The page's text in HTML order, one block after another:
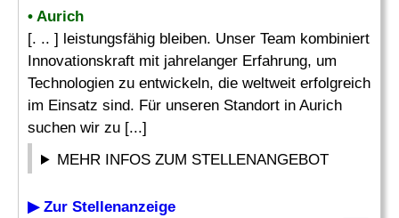
• Aurich
[. .. ] leistungsfähig bleiben. Unser Team kombiniert
Innovationskraft mit jahrelanger Erfahrung, um
Technologien zu entwickeln, die weltweit erfolgreich
im Einsatz sind. Für unseren Standort in Aurich
suchen wir zu [...]
MEHR INFOS ZUM STELLENANGEBOT
▶ Zur Stellenanzeige